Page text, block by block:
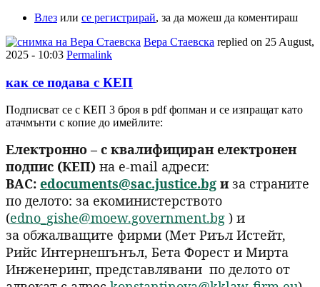
Влез или се регистрирай, за да можеш да коментираш
Вера Стаевска replied on 25 August,
2025 - 10:03 Permalink
как се подава с КЕП
Подписват се с КЕП 3 броя в pdf фопман и се изпращат като
атачмънти с копие до имейлите:
Електронно – с квалифициран електронен
подпис (КЕП) на e-mail адреси:
ВАС: edocuments@sac.justice.bg иза страните
по делото: за екоминистерството
(edno_gishe@moew.government.bg ) и
за обжалващите фирми (Мет Риъл Истейт,
Рийс Интернешънъл, Бета Форест и Мирта
Инженеринг, представлявани по делото от